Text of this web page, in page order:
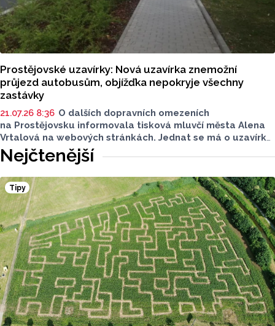
Prostějovské uzavírky: Nová uzavírka znemožní
průjezd autobusům, objížďka nepokryje všechny
zastávky
21.07.26 8:36 O dalších dopravních omezeních
na Prostějovsku informovala tisková mluvčí města Alena
Vrtalová na webových stránkách. Jednat se má o uzavírku
dvou silnic, jedná se o komunikaci v Tištíně a komunikaci
ve Služíně i ulice Krokova, Česká a Ruská. Nově začíná
také uzavírka silnice II/367. Máme pro vás přehled
dopravních informací.
Nejčtenější
Tipy